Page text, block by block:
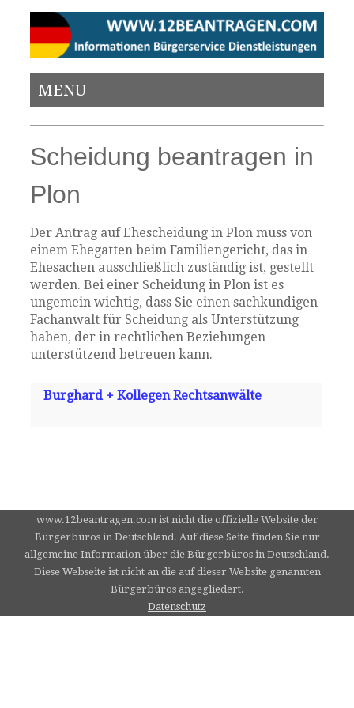
MENU
Scheidung beantragen in
Plon
Der Antrag auf Ehescheidung in Plon muss von
einem Ehegatten beim Familiengericht, das in
Ehesachen ausschließlich zuständig ist, gestellt
werden. Bei einer Scheidung in Plon ist es
ungemein wichtig, dass Sie einen sachkundigen
Fachanwalt für Scheidung als Unterstützung
haben, der in rechtlichen Beziehungen
unterstützend betreuen kann.
Burghard + Kollegen Rechtsanwälte
www.12beantragen.com ist nicht die offizielle Website der
Bürgerbüros in Deutschland. Auf diese Seite finden Sie nur
allgemeine Information über die Bürgerbüros in Deutschland.
Diese Webseite ist nicht an die auf dieser Website genannten
Bürgerbüros angegliedert.
Datenschutz